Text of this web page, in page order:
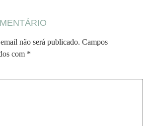
não será publicado. Campos
com *